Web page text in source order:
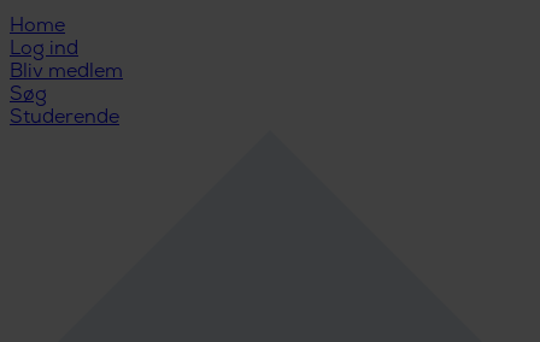
Home
Log ind
Bliv medlem
Søg
Studerende